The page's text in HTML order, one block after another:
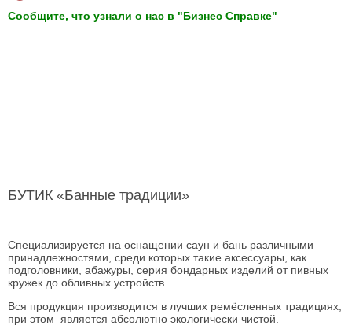
Сообщите, что узнали о нас в "Бизнес Справке"
БУТИК «Банные традиции»
Специализируется на оснащении саун и бань различными
принадлежностями, среди которых такие аксессуары, как
подголовники, абажуры, серия бондарных изделий от пивных
кружек до обливных устройств.
Вся продукция производится в лучших ремёсленных традициях,
при этом является абсолютно экологически чистой.